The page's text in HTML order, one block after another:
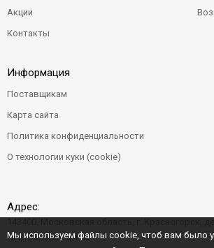
Акции
Контакты
Информация
Поставщикам
Карта сайта
Политика конфиденциальности
О технологии куки (cookie)
Адрес:
Центральная д. 6"Б"
Мы используем файлы cookie, чтоб вам было